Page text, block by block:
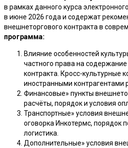
в рамках данного курса
в июне 2026 года и содержат
внешнеторгового контракта в
программа:
Влияние особенностей
частного права на
контракта. Кросс-культурные
иностранными контрагентами
Финансовые» пункты
расчёты, порядок и условия
Транспортные» условия
оговорка Инкотермс, порядок
логистика.
Дополнительные» условия